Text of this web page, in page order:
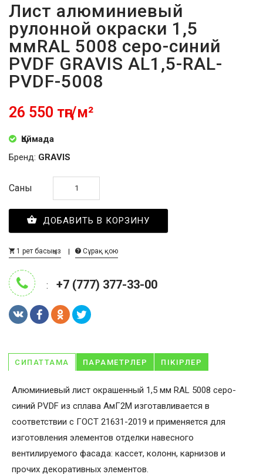
Лист алюминиевый
рулонной окраски 1,5
ммRAL 5008 серо-синий
PVDF GRAVIS AL1,5-RAL-
PVDF-5008
26 550 тңг/м²
Қоймада
Бренд: GRAVIS
Саны
ДОБАВИТЬ В КОРЗИНУ
1 рет басыңыз Сұрақ қою
: +7 (777) 377-33-00
СИПАТТАМА ПАРАМЕТРЛЕР ПІКІРЛЕР
Алюминиевый лист окрашенный 1,5 мм RAL 5008 серо-
синий PVDF из сплава АмГ2М изготавливается в
соответствии с ГОСТ 21631-2019 и применяется для
изготовления элементов отделки навесного
вентилируемого фасада: кассет, колонн, карнизов и
прочих декоративных элементов.